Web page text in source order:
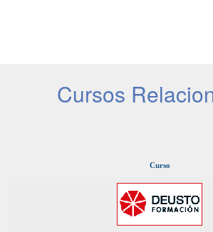
Cursos
Curso